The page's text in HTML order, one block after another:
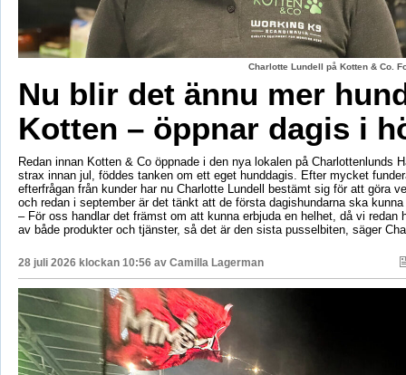
Charlotte Lundell på Kotten & Co.
Nu blir det ännu mer
Kotten – öppnar dagis i
Redan innan Kotten & Co öppnade i den nya lokalen på Charlottenlunds
strax innan jul, föddes tanken om ett eget hunddagis. Efter mycket
efterfrågan från kunder har nu Charlotte Lundell bestämt sig för att göra
och redan i september är det tänkt att de första dagishundarna ska
– För oss handlar det främst om att kunna erbjuda en helhet, då vi redan
av både produkter och tjänster, så det är den sista pusselbiten, säger
28 juli 2026 klockan 10:56 av Camilla Lagerman